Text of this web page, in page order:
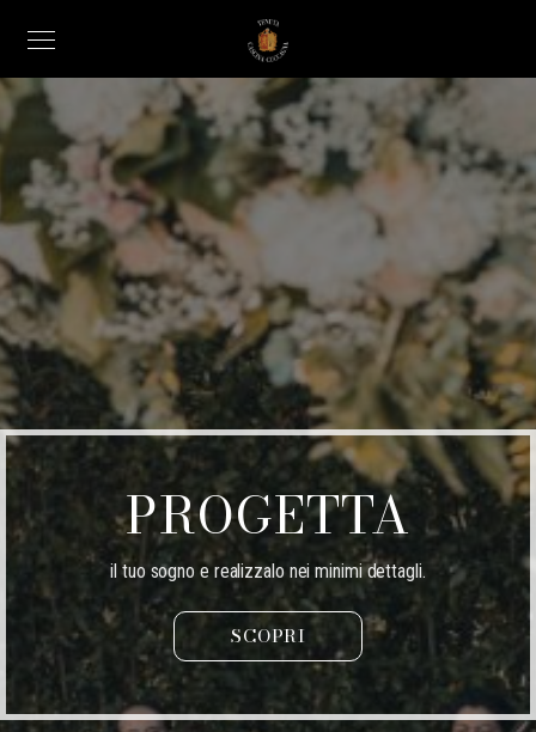
PROGETTA
il tuo sogno e realizzalo nei minimi dettagli.
SCOPRI